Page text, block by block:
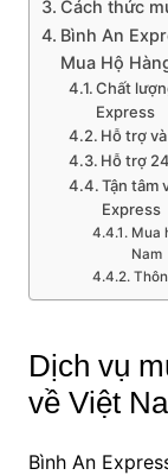
Cách thức
Bình An
Mua Hộ
Chất
Express
Hỗ trợ
Hỗ trợ
Tận tâm
Express
Mua
Nam
Dịch vụ
về Việt
Bình An